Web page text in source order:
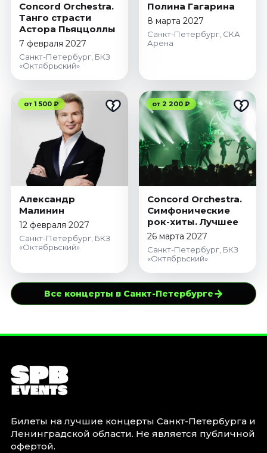
Concord Orchestra.
Танго страсти
Астора Пьяццоллы
7 февраля 2027
Санкт-Петербург, БКЗ
«Октябрьский»
Полина Гагарина
8 марта 2027
Санкт-Петербург, СКА
Арена
от 1 500 ₽
Александр
Малинин
12 февраля 2027
Санкт-Петербург, БКЗ
«Октябрьский»
от 2 200 ₽
Concord Orchestra.
Симфонические
рок-хиты. Лучшее
26 марта 2027
Санкт-Петербург, БКЗ
«Октябрьский»
Все концерты в Санкт-Петербурге→
Билеты на лучшие концерты Санкт-Петербурга и
Ленинградской области. Не является публичной
офертой.